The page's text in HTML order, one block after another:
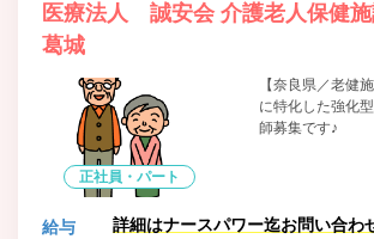
医療法人 誠安会 介護老人保健施
葛城
正社員・パート
【奈良県／老健
に特化した強化
師募集です♪
給与 詳細はナースパワー迄お問い合わ